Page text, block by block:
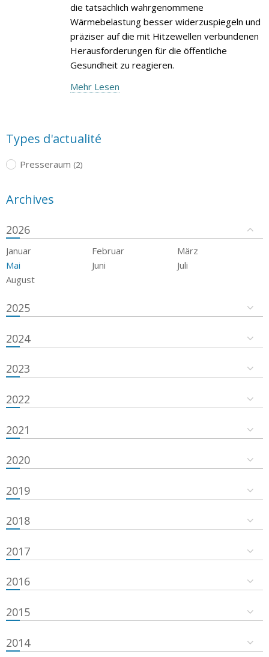
die tatsächlich wahrgenommene
Wärmebelastung besser widerzuspiegeln und
präziser auf die mit Hitzewellen verbundenen
Herausforderungen für die öffentliche
Gesundheit zu reagieren.
Mehr Lesen
Types d'actualité
Presseraum (2)
Archives
2026
Januar Februar
März
Mai
Juni
Juli
August
2025
2024
2023
2022
2021
2020
2019
2018
2017
2016
2015
2014